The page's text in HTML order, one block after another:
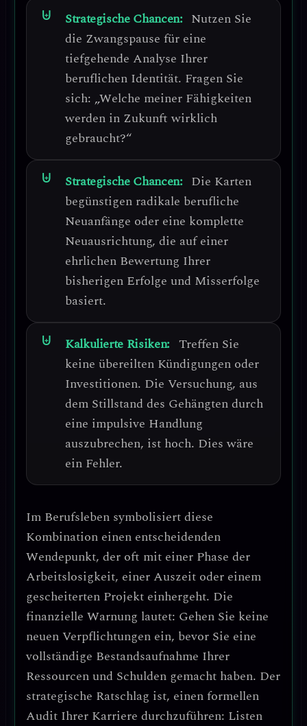
Strategische Chancen: Nutzen Sie
die Zwangspause für eine
tiefgehende Analyse Ihrer
beruflichen Identität. Fragen Sie
sich: „Welche meiner Fähigkeiten
werden in Zukunft wirklich
gebraucht?“
Strategische Chancen: Die Karten
begünstigen radikale berufliche
Neuanfänge oder eine komplette
Neuausrichtung, die auf einer
ehrlichen Bewertung Ihrer
bisherigen Erfolge und Misserfolge
basiert.
Kalkulierte Risiken: Treffen Sie
keine übereilten Kündigungen oder
Investitionen. Die Versuchung, aus
dem Stillstand des Gehängten durch
eine impulsive Handlung
auszubrechen, ist hoch. Dies wäre
ein Fehler.
Im Berufsleben symbolisiert diese
Kombination einen entscheidenden
Wendepunkt, der oft mit einer Phase der
Arbeitslosigkeit, einer Auszeit oder einem
gescheiterten Projekt einhergeht. Die
finanzielle Warnung lautet: Gehen Sie keine
neuen Verpflichtungen ein, bevor Sie eine
vollständige Bestandsaufnahme Ihrer
Ressourcen und Schulden gemacht haben. Der
strategische Ratschlag ist, einenformellen
Audit Ihrer Karriere durchzuführen: Listen